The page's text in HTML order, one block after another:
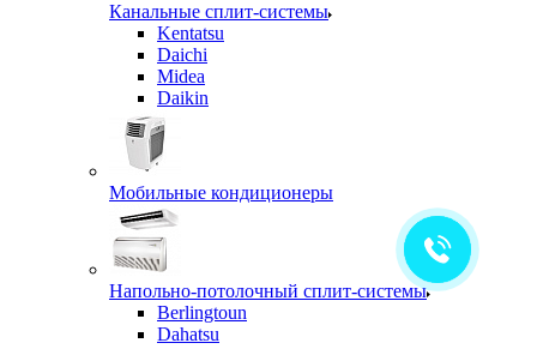
Канальные сплит-системы
Kentatsu
Daichi
Midea
Daikin
Мобильные кондиционеры
Напольно-потолочный сплит-системы
Berlingtoun
Dahatsu